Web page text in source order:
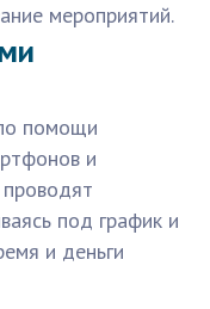
мероприятий.
помощи
и
под график и
и деньги